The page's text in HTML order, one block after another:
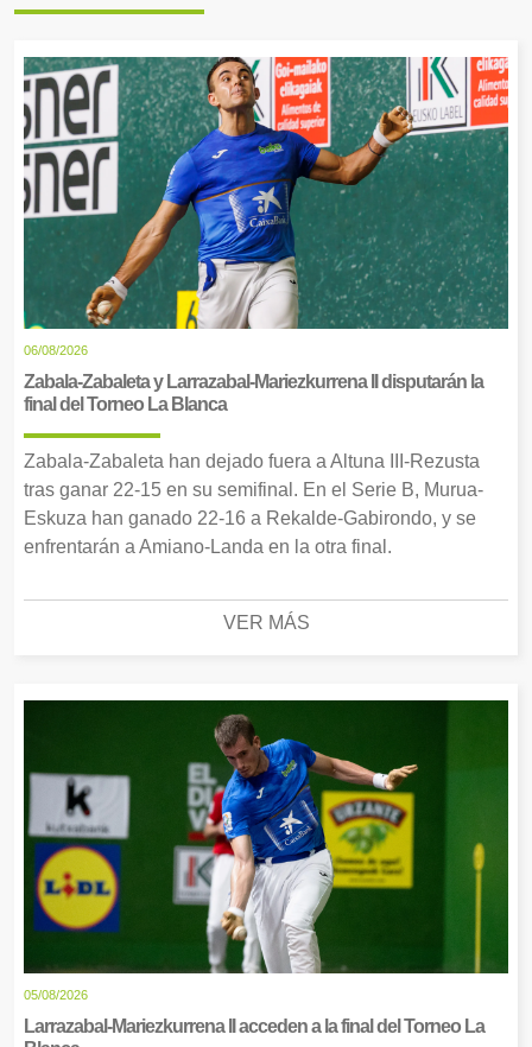
06/08/2026
Zabala-Zabaleta y Larrazabal-Mariezkurrena II disputarán la
final del Torneo La Blanca
Zabala-Zabaleta han dejado fuera a Altuna III-Rezusta
tras ganar 22-15 en su semifinal. En el Serie B, Murua-
Eskuza han ganado 22-16 a Rekalde-Gabirondo, y se
enfrentarán a Amiano-Landa en la otra final.
VER MÁS
05/08/2026
Larrazabal-Mariezkurrena II acceden a la final del Torneo La